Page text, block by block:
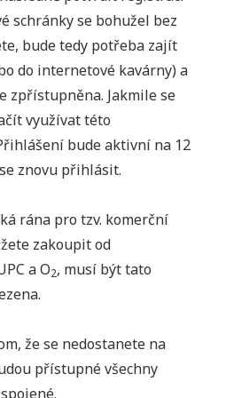
schránky se bohužel bez
bude tedy potřeba zajít
do internetové kavárny) a
zpřístupněna. Jakmile se
využívat této
bude aktivní na 12
znovu přihlásit.
rána pro tzv. komerční
zakoupit od
a O2, musí být tato
že se nedostanete na
přístupné všechny